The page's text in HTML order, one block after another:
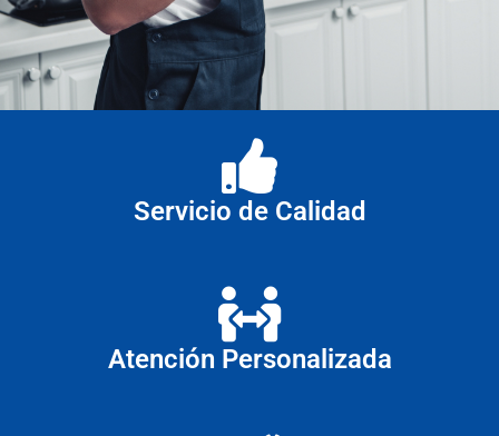
Servicio de Calidad
Atención Personalizada